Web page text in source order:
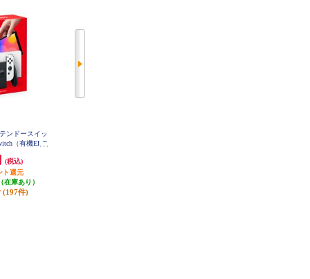
ンドースイッ
（有機ELモ
(税込)
ト還元
在庫あり）
(197件)